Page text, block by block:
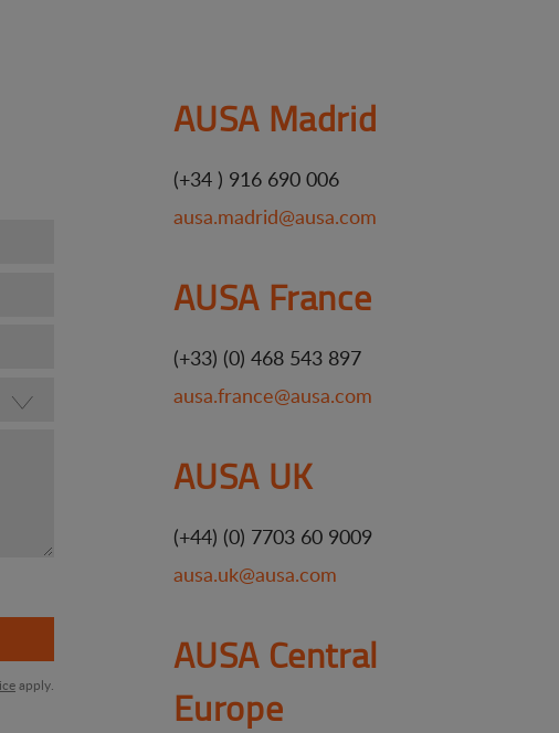
apply.
AUSA Madrid
(+34 ) 916 690 006
ausa.madrid@ausa.com
AUSA France
(+33) (0) 468 543 897
ausa.france@ausa.com
AUSA UK
(+44) (0) 7703 60 9009
ausa.uk@ausa.com
AUSA Central
Europe